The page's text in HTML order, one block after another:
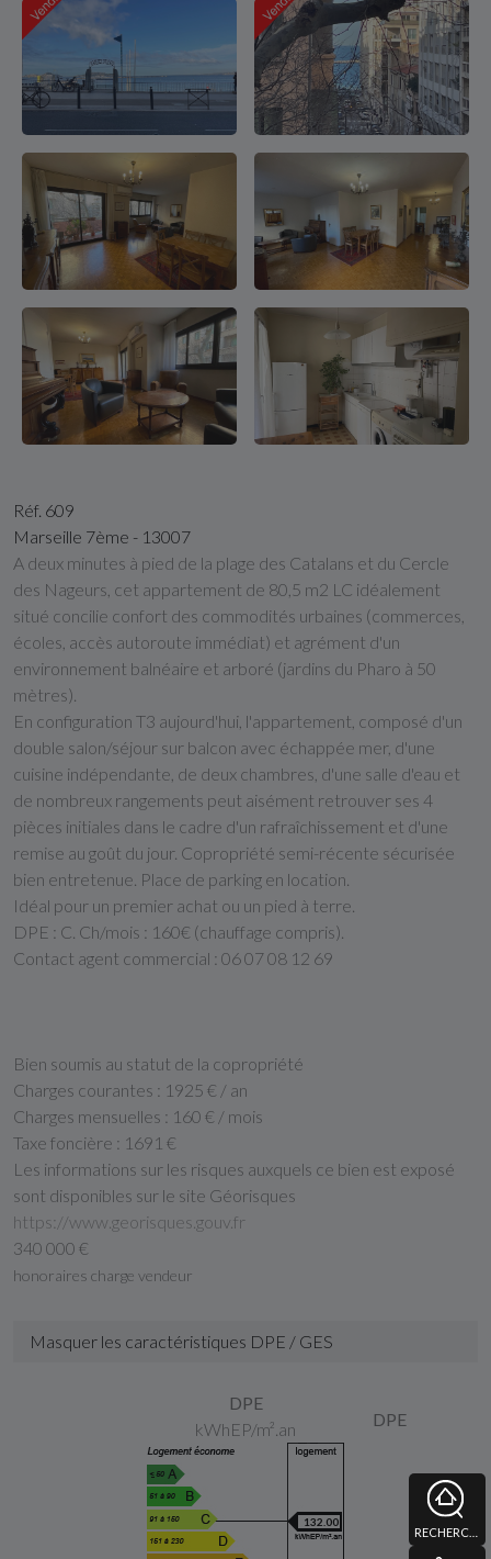
Réf. 609
Marseille 7ème - 13007
A deux minutes à pied de la plage des Catalans et du Cercle
des Nageurs, cet appartement de 80,5 m2 LC idéalement
situé concilie confort des commodités urbaines (commerces,
écoles, accès autoroute immédiat) et agrément d'un
environnement balnéaire et arboré (jardins du Pharo à 50
mètres).
En configuration T3 aujourd'hui, l'appartement, composé d'un
double salon/séjour sur balcon avec échappée mer, d'une
cuisine indépendante, de deux chambres, d'une salle d'eau et
de nombreux rangements peut aisément retrouver ses 4
pièces initiales dans le cadre d'un rafraîchissement et d'une
remise au goût du jour. Copropriété semi-récente sécurisée
bien entretenue. Place de parking en location.
Idéal pour un premier achat ou un pied à terre.
DPE : C. Ch/mois : 160€ (chauffage compris).
Contact agent commercial : 06 07 08 12 69
Bien soumis au statut de la copropriété
Charges courantes : 1925 € / an
Charges mensuelles : 160 € / mois
Taxe foncière : 1691 €
Les informations sur les risques auxquels ce bien est exposé
sont disponibles sur le site Géorisques
https://www.georisques.gouv.fr
340 000 €
honoraires charge vendeur
Masquer les caractéristiques DPE / GES
DPE
kWhEP/m².an
132.00
DPE